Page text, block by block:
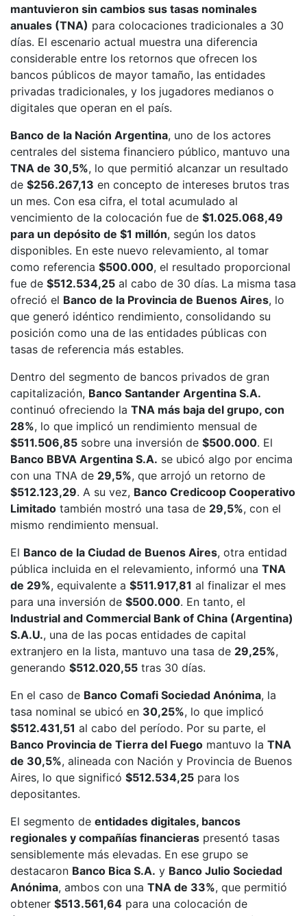
mantuvieron sin cambios sus tasas nominales
anuales (TNA) para colocaciones tradicionales a 30
días. El escenario actual muestra una diferencia
considerable entre los retornos que ofrecen los
bancos públicos de mayor tamaño, las entidades
privadas tradicionales, y los jugadores medianos o
digitales que operan en el país.
Banco de la Nación Argentina, uno de los actores
centrales del sistema financiero público, mantuvo una
TNA de 30,5%, lo que permitió alcanzar un resultado
de $256.267,13 en concepto de intereses brutos tras
un mes. Con esa cifra, el total acumulado al
vencimiento de la colocación fue de $1.025.068,49
para un depósito de $1 millón, según los datos
disponibles. En este nuevo relevamiento, al tomar
como referencia $500.000, el resultado proporcional
fue de $512.534,25 al cabo de 30 días. La misma tasa
ofreció el Banco de la Provincia de Buenos Aires, lo
que generó idéntico rendimiento, consolidando su
posición como una de las entidades públicas con
tasas de referencia más estables.
Dentro del segmento de bancos privados de gran
capitalización, Banco Santander Argentina S.A.
continuó ofreciendo la TNA más baja del grupo, con
28%, lo que implicó un rendimiento mensual de
$511.506,85 sobre una inversión de $500.000. El
Banco BBVA Argentina S.A. se ubicó algo por encima
con una TNA de 29,5%, que arrojó un retorno de
$512.123,29. A su vez, Banco Credicoop Cooperativo
Limitado también mostró una tasa de 29,5%, con el
mismo rendimiento mensual.
El Banco de la Ciudad de Buenos Aires, otra entidad
pública incluida en el relevamiento, informó una TNA
de 29%, equivalente a $511.917,81 al finalizar el mes
para una inversión de $500.000. En tanto, el
Industrial and Commercial Bank of China (Argentina)
S.A.U., una de las pocas entidades de capital
extranjero en la lista, mantuvo una tasa de 29,25%,
generando $512.020,55 tras 30 días.
En el caso de Banco Comafi Sociedad Anónima, la
tasa nominal se ubicó en 30,25%, lo que implicó
$512.431,51 al cabo del período. Por su parte, el
Banco Provincia de Tierra del Fuego mantuvo la TNA
de 30,5%, alineada con Nación y Provincia de Buenos
Aires, lo que significó $512.534,25 para los
depositantes.
El segmento de entidades digitales, bancos
regionales y compañías financieras presentó tasas
sensiblemente más elevadas. En ese grupo se
destacaron Banco Bica S.A. y Banco Julio Sociedad
Anónima, ambos con una TNA de 33%, que permitió
obtener $513.561,64 para una colocación de